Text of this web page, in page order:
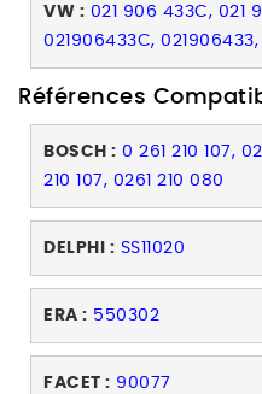
VW : 021 906 433C, 021
021906433C,
Références
BOSCH : 0 261 210 107,
210 107, 0261 210 080
DELPHI : SS11020
ERA : 550302
FACET : 90077